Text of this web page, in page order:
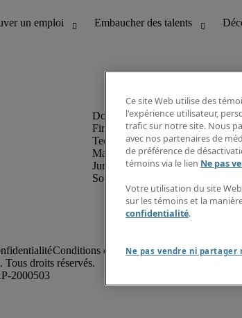
Finance et comptabilité
Technologie
Marketing et création
Juridique
Soutien administratif et à la
Conditions d’utilisation Rapport sur
droits réservés.
Ce site Web utilise des
l'expérience utilisateur,
trafic sur notre site. Nous
avec nos partenaires de
de préférence de
témoins via le lien Ne pas
Votre utilisation du site
sur les témoins et la
confidentialité.
Ne pas vendre ni partager